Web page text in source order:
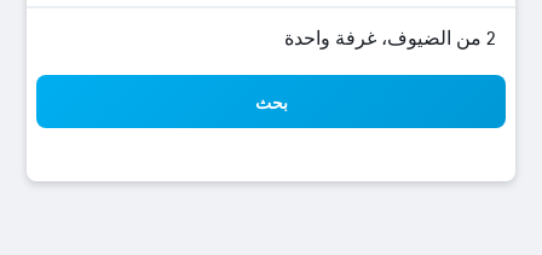
2 من الضيوف، غرفة واحدة
بحث